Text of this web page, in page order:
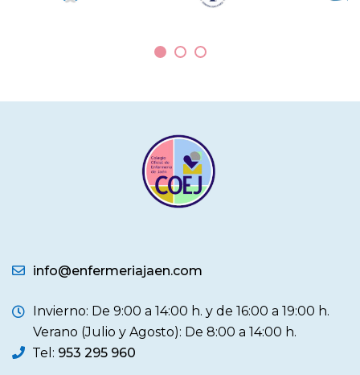
info@enfermeriajaen.com
Invierno: De 9:00 a 14:00 h. y de 16:00 a 19:00 h.
Verano (Julio y Agosto): De 8:00 a 14:00 h.
Tel: 953 295 960